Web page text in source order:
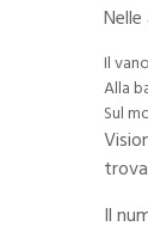
Il
Alla
Sul
Il